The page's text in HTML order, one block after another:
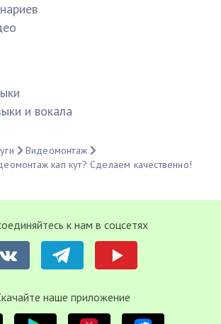
и вокала
Видеомонтаж
кап кут? Сделаем качественно!
к нам в соцсетях
наше приложение